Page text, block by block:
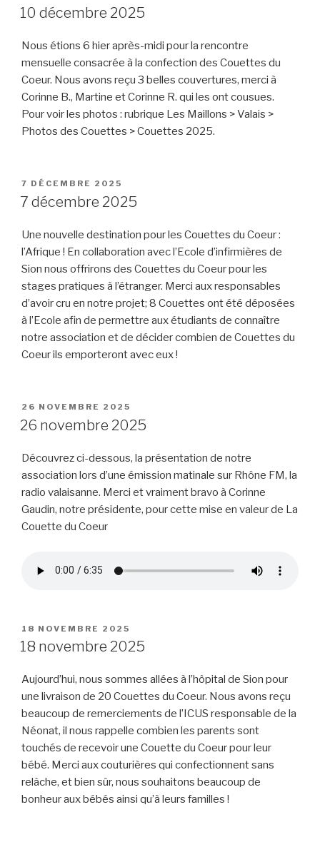
LE
10 décembre 2025
Nous étions 6 hier après-midi pour la rencontre
mensuelle consacrée à la confection des Couettes du
Coeur. Nous avons reçu 3 belles couvertures, merci à
Corinne B., Martine et Corinne R. qui les ont cousues.
Pour voir les photos : rubrique Les Maillons > Valais >
Photos des Couettes > Couettes 2025.
PUBLIÉ
LE
7 DÉCEMBRE 2025
7 décembre 2025
Une nouvelle destination pour les Couettes du Coeur :
l’Afrique ! En collaboration avec l’Ecole d’infirmières de
Sion nous offrirons des Couettes du Coeur pour les
stages pratiques à l’étranger. Merci aux responsables
d’avoir cru en notre projet; 8 Couettes ont été déposées
à l’Ecole afin de permettre aux étudiants de connaître
notre association et de décider combien de Couettes du
Coeur ils emporteront avec eux !
PUBLIÉ
LE
26 NOVEMBRE 2025
26 novembre 2025
Découvrez ci-dessous, la présentation de notre
association lors d’une émission matinale sur Rhône FM, la
radio valaisanne. Merci et vraiment bravo à Corinne
Gaudin, notre présidente, pour cette mise en valeur de La
Couette du Coeur
PUBLIÉ
LE
18 NOVEMBRE 2025
18 novembre 2025
Aujourd’hui, nous sommes allées à l’hôpital de Sion pour
une livraison de 20 Couettes du Coeur. Nous avons reçu
beaucoup de remerciements de l’ICUS responsable de la
Néonat, il nous rappelle combien les parents sont
touchés de recevoir une Couette du Coeur pour leur
bébé. Merci aux couturières qui confectionnent sans
relâche, et bien sûr, nous souhaitons beaucoup de
bonheur aux bébés ainsi qu’à leurs familles !